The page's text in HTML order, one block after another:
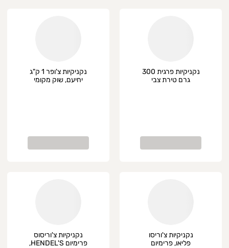
נקניקיות פרגית 300
גרם טירת צבי
נקניקיות צ'ופר 1 ק"ג
יחיעם, שוק מקומי
נקניקיות צ'וריסו
פליאו, פרימיום
נקניקיות צ'וריסוס
פרימיום HENDEL'S,